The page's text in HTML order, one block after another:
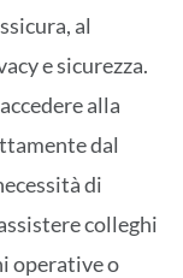
al
e sicurezza.
alla
dal
di
colleghi
operative o